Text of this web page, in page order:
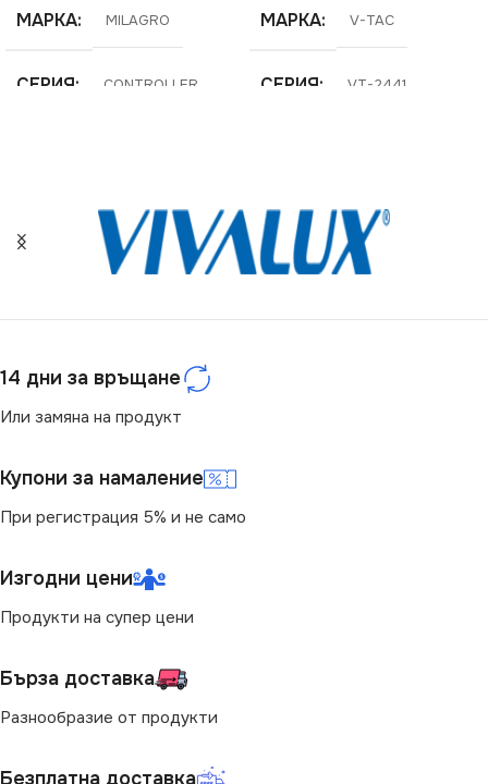
МАРКА MILAGRO
СЕРИЯ CONTROLLER
СТЕПЕН НА ЗАЩИТА
ЦВЕТНА ТЕМПЕРАТУРА
(K)
RGB
МАРКА V-TAC
СЕРИЯ VT-2441
14 дни за връщане
Или замяна на продукт
Купони за намаление
При регистрация 5% и не само
Изгодни цени
Продукти на супер цени
Бърза доставка
Разнообразие от продукти
Безплатна доставка